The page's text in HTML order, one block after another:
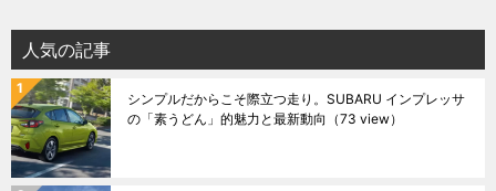
人気の記事
シンプルだからこそ際立つ走り。SUBARU インプレッサ
の「素うどん」的魅力と最新動向 （73 view）